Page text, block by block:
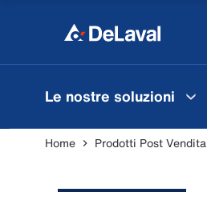
Le nostre soluzioni
Home Prodotti Post Vendita